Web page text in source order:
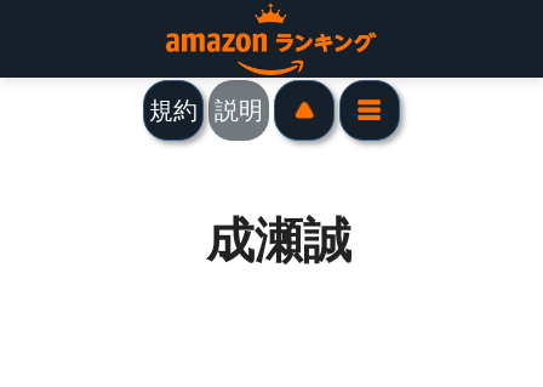
規約 説明
成瀬誠